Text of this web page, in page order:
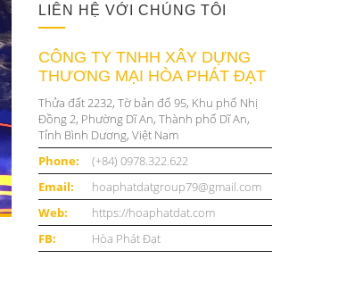
LIÊN HỆ VỚI CHÚNG TÔI
CÔNG TY TNHH XÂY DỰNG
THƯƠNG MẠI HÒA PHÁT ĐẠT
Thửa đất 2232, Tờ bản đố 95, Khu phố Nhị
Đồng 2, Phường Dĩ An, Thành phố Dĩ An,
Tỉnh Bình Dương, Việt Nam
Phone:
(+84) 0978.322.622
Email:
hoaphatdatgroup79@gmail.com
Web:
https://hoaphatdat.com
FB:
Hòa Phát Đạt